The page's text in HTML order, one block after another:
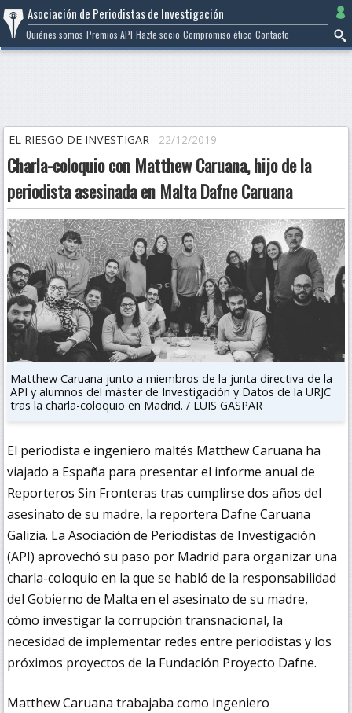
Ir
al
contenido
Asociación de Periodistas de Investigación
Quiénes somos Premios API Hazte socio Compromiso ético Contacto
EL RIESGO DE INVESTIGAR 22/12/2019
Charla-coloquio con Matthew Caruana, hijo de la
periodista asesinada en Malta Dafne Caruana
Matthew Caruana junto a miembros de la junta directiva de la
API y alumnos del máster de Investigación y Datos de la URJC
tras la charla-coloquio en Madrid. / LUIS GASPAR
El periodista e ingeniero maltés Matthew Caruana ha
viajado a España para presentar el informe anual de
Reporteros Sin Fronteras tras cumplirse dos años del
asesinato de su madre, la reportera Dafne Caruana
Galizia. La Asociación de Periodistas de Investigación
(API) aprovechó su paso por Madrid para organizar una
charla-coloquio en la que se habló de la responsabilidad
del Gobierno de Malta en el asesinato de su madre,
cómo investigar la corrupción transnacional, la
necesidad de implementar redes entre periodistas y los
próximos proyectos de la Fundación Proyecto Dafne.
Matthew Caruana trabajaba como ingeniero